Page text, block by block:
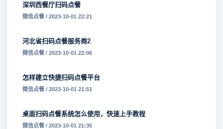
深圳西餐厅扫码点餐
微信点餐 / 2023-10-01 22:21
河北省扫码点餐服务商2
微信点餐 / 2023-10-01 22:06
怎样建立快捷扫码点餐平台
微信点餐 / 2023-10-01 21:51
桌面扫码点餐系统怎么使用，快速上手教程
微信点餐 / 2023-10-01 21:35